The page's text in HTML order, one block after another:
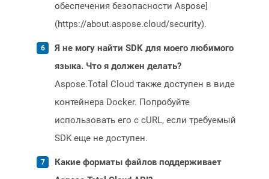
обеспечения безопасности Aspose]
(https://about.aspose.cloud/security).
Я не могу найти SDK для моего любимого
языка. Что я должен делать?
Aspose.Total Cloud также доступен в виде
контейнера Docker. Попробуйте
использовать его с cURL, если требуемый
SDK еще не доступен.
Какие форматы файлов поддерживает